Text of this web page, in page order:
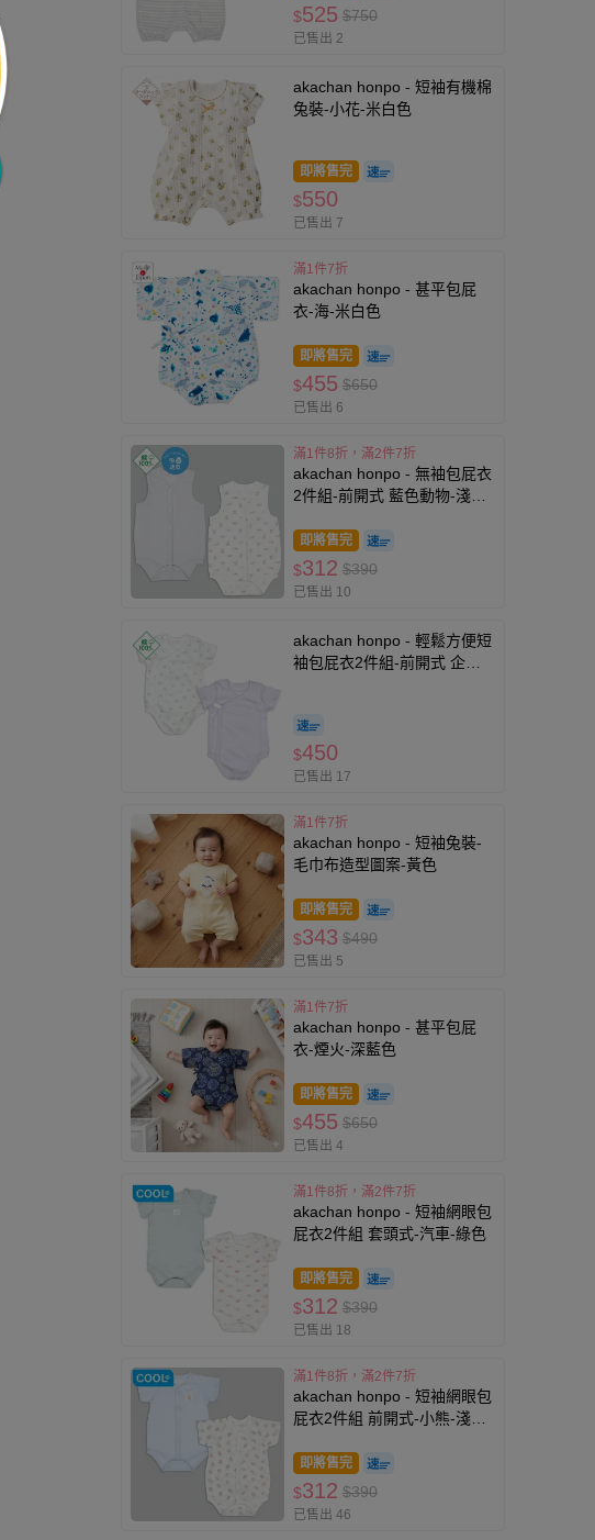
$525 $750
已售出 2
akachan honpo - 短袖有機棉
兔裝-小花-米白色
即將售完
$550
已售出 7
滿1件7折
akachan honpo - 甚平包屁
衣-海-米白色
即將售完
$455 $650
已售出 6
滿1件8折，滿2件7折
akachan honpo - 無袖包屁衣
2件組-前開式 藍色動物-淺藍
即將售完
$312 $390
已售出 10
akachan honpo - 輕鬆方便短
袖包屁衣2件組-前開式 企鵝-
$450
已售出 17
滿1件7折
akachan honpo - 短袖兔裝-
毛巾布造型圖案-黃色
即將售完
$343 $490
已售出 5
滿1件7折
akachan honpo - 甚平包屁
衣-煙火-深藍色
即將售完
$455 $650
已售出 4
滿1件8折，滿2件7折
akachan honpo - 短袖網眼包
屁衣2件組 套頭式-汽車-綠色
即將售完
$312 $390
已售出 18
滿1件8折，滿2件7折
akachan honpo - 短袖網眼包
屁衣2件組 前開式-小熊-淺藍
即將售完
$312 $390
已售出 46